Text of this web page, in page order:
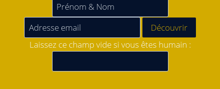
Laissez ce champ vide si vous êtes humain :